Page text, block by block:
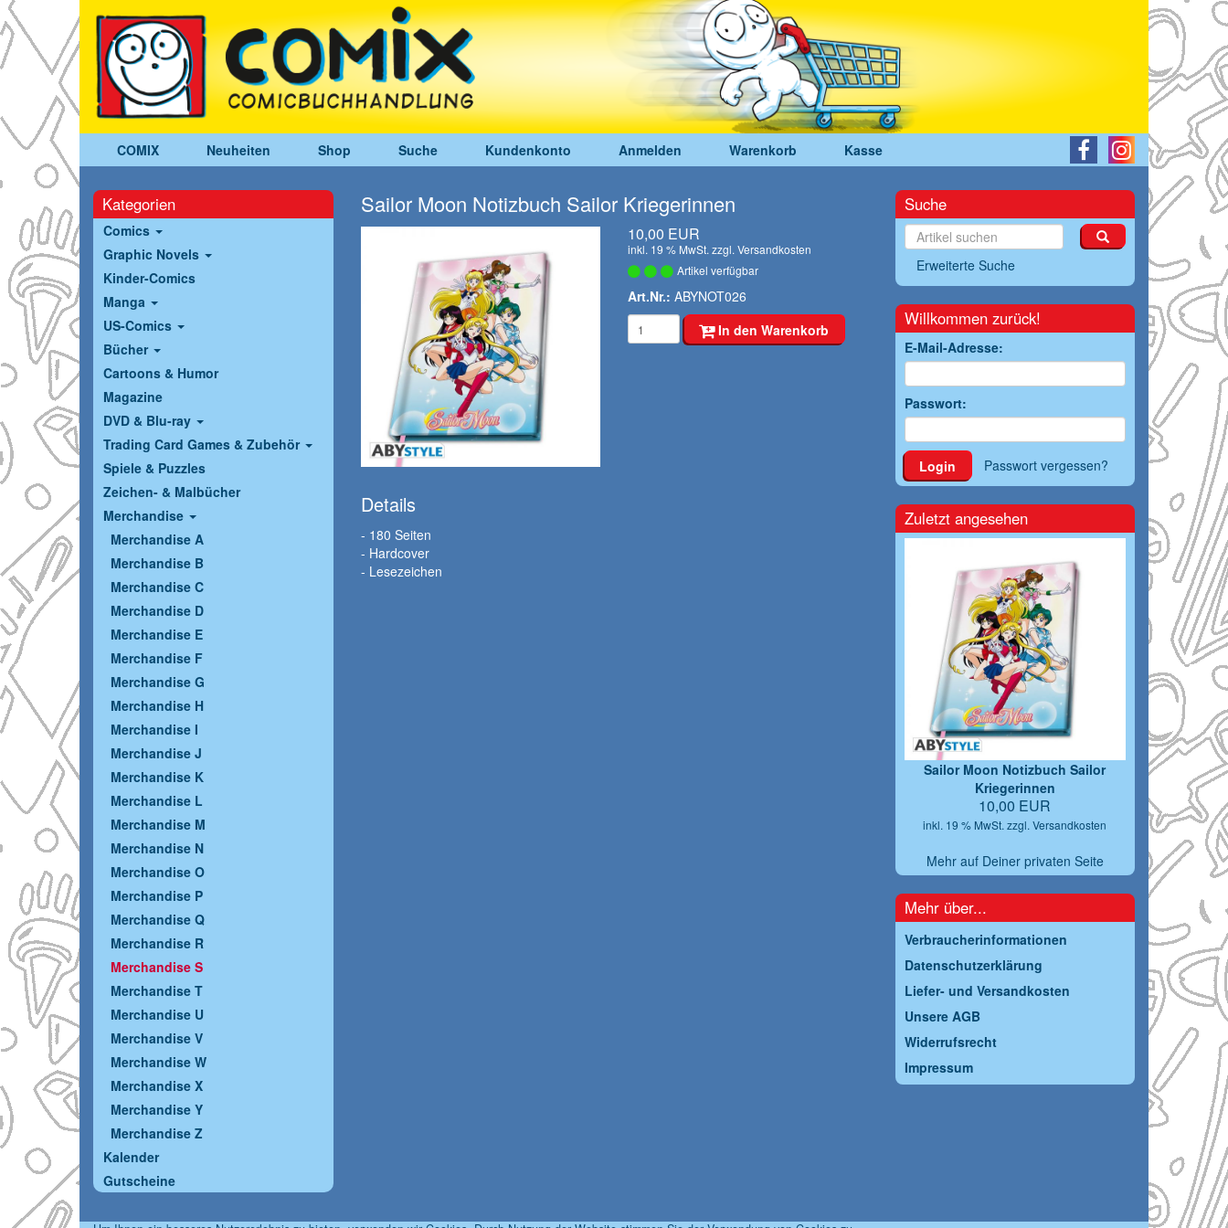
COMIX Neuheiten Shop Suche Kundenkonto Anmelden Warenkorb Kasse
Kategorien
Comics
Graphic Novels
Kinder-Comics
Manga
US-Comics
Bücher
Cartoons & Humor
Magazine
DVD & Blu-ray
Trading Card Games & Zubehör
Spiele & Puzzles
Zeichen- & Malbücher
Merchandise
Merchandise A
Merchandise B
Merchandise C
Merchandise D
Merchandise E
Merchandise F
Merchandise G
Merchandise H
Merchandise I
Merchandise J
Merchandise K
Merchandise L
Merchandise M
Merchandise N
Merchandise O
Merchandise P
Merchandise Q
Merchandise R
Merchandise S
Merchandise T
Merchandise U
Merchandise V
Merchandise W
Merchandise X
Merchandise Y
Merchandise Z
Kalender
Gutscheine
Sailor Moon Notizbuch Sailor Kriegerinnen
10,00 EUR
inkl. 19 % MwSt. zzgl. Versandkosten
Artikel verfügbar
Art.Nr.: ABYNOT026
In den Warenkorb
Details
- 180 Seiten
- Hardcover
- Lesezeichen
Suche
Erweiterte Suche
Willkommen zurück!
E-Mail-Adresse:
Passwort:
Login Passwort vergessen?
Zuletzt angesehen
Sailor Moon Notizbuch Sailor
Kriegerinnen
10,00 EUR
inkl. 19 % MwSt. zzgl.Versandkosten
Mehr auf Deiner privaten Seite
Mehr über...
Verbraucherinformationen
Datenschutzerklärung
Liefer- und Versandkosten
Unsere AGB
Widerrufsrecht
Impressum